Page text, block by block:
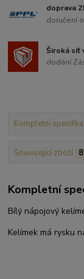
doprava
doručení
Široká síť
dodání
Kompletní
Související zboží 8
Kompletní
Bílý nápojový
Kelímek má rysku